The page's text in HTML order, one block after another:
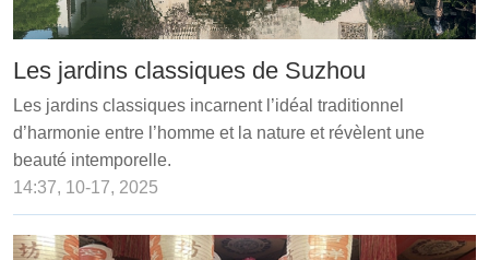
Les jardins classiques de Suzhou
Les jardins classiques incarnent l’idéal traditionnel
d’harmonie entre l’homme et la nature et révèlent une
beauté intemporelle.
14:37, 10-17, 2025